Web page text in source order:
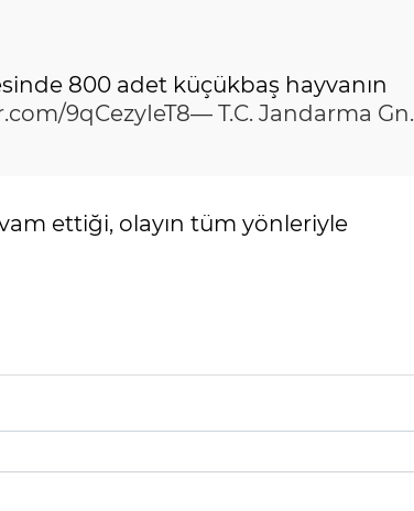
800 adet küçükbaş hayvanın
9qCezyIeT8— T.C. Jandarma Gn.
ettiği, olayın tüm yönleriyle